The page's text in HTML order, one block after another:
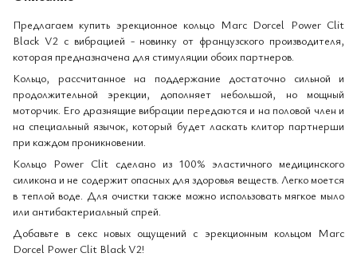
Предлагаем купить эрекционное кольцо Marc Dorcel Power Clit
Black V2 с вибрацией - новинку от французского производителя,
которая предназначена для стимуляции обоих партнеров.
Кольцо, рассчитанное на поддержание достаточно сильной и
продолжительной эрекции, дополняет небольшой, но мощный
моторчик. Его дразнящие вибрации передаются и на половой член и
на специальный язычок, который будет ласкать клитор партнерши
при каждом проникновении.
Кольцо Power Clit сделано из 100% эластичного медицинского
силикона и не содержит опасных для здоровья веществ. Легко моется
в теплой воде. Для очистки также можно использовать мягкое мыло
или антибактериальный спрей.
Добавьте в секс новых ощущений с эрекционным кольцом Marc
Dorcel Power Clit Black V2!